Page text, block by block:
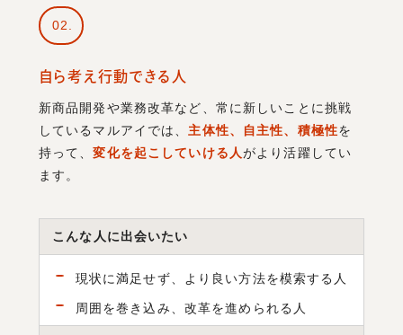
02
自ら考え行動できる人
新商品開発や業務改革など、常に新しいことに挑戦
しているマルアイでは、 主体性、自主性、積極性を
持って、変化を起こしていける人がより活躍してい
ます。
こんな人に出会いたい
現状に満足せず、より良い方法を模索する人
周囲を巻き込み、改革を進められる人